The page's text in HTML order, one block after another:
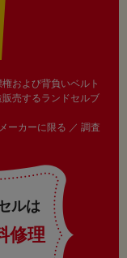
および背負いベルト
売するランドセルブ
ーカーに限る ／ 調査
ルは
修理